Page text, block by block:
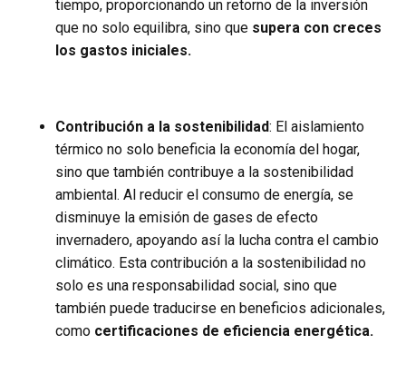
tiempo, proporcionando un retorno de la inversión
que no solo equilibra, sino que supera con creces
los gastos iniciales.
Contribución a la sostenibilidad: El aislamiento
térmico no solo beneficia la economía del hogar,
sino que también contribuye a la sostenibilidad
ambiental. Al reducir el consumo de energía, se
disminuye la emisión de gases de efecto
invernadero, apoyando así la lucha contra el cambio
climático. Esta contribución a la sostenibilidad no
solo es una responsabilidad social, sino que
también puede traducirse en beneficios adicionales,
como certificaciones de eficiencia energética.